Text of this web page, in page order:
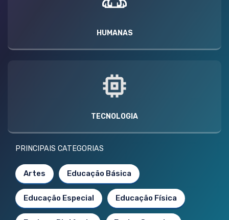
HUMANAS
TECNOLOGIA
PRINCIPAIS CATEGORIAS
Artes Educação Básica
Educação Especial Educação Física